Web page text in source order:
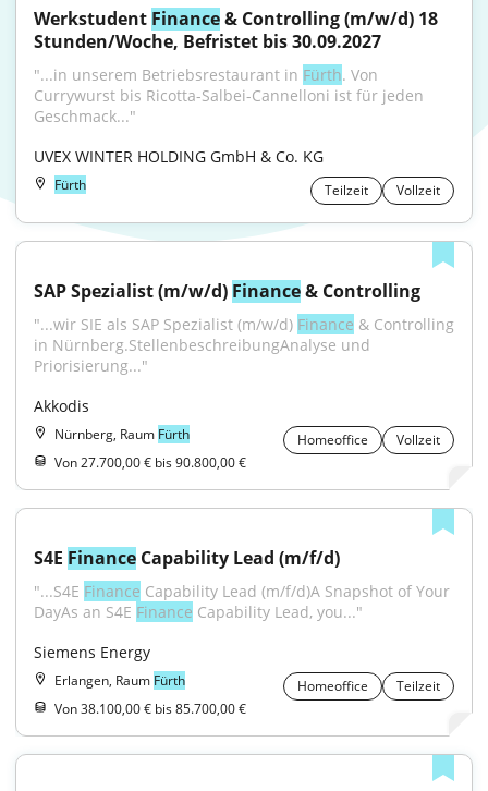
Werkstudent Finance & Controlling (m/w/d) 18
Stunden/Woche, Befristet bis 30.09.2027
"...in unserem Betriebsrestaurant in Fürth. Von
Currywurst bis Ricotta-Salbei-Cannelloni ist für jeden
Geschmack..."
UVEX WINTER HOLDING GmbH & Co. KG
Fürth Teilzeit Vollzeit
SAP Spezialist (m/w/d) Finance & Controlling
"...wir SIE als SAP Spezialist (m/w/d) Finance & Controlling
in Nürnberg.StellenbeschreibungAnalyse und
Priorisierung..."
Akkodis
Nürnberg, Raum Fürth Homeoffice
Vollzeit
Von 27.700,00 € bis 90.800,00 €
S4E Finance Capability Lead (m/f/d)
"...S4E Finance Capability Lead (m/f/d)A Snapshot of Your
DayAs an S4E Finance Capability Lead, you..."
Siemens Energy
Erlangen, Raum Fürth Homeoffice
Teilzeit
Von 38.100,00 € bis 85.700,00 €